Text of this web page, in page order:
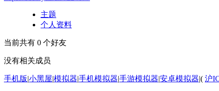
主题
个人资料
当前共有 0 个好友
没有相关成员
手机版|小黑屋|模拟器|手机模拟器|手游模拟器|安卓模拟器|( 沪